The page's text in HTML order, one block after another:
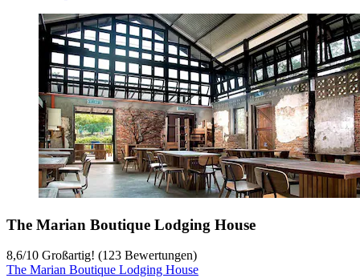
The Marian Boutique Lodging House
8,6/10 Großartig! (123 Bewertungen)
The Marian Boutique Lodging House